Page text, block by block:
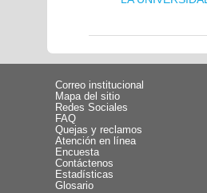
Correo institucional
Mapa del sitio
Redes Sociales
FAQ
Quejas y reclamos
Atención en línea
Encuesta
Contáctenos
Estadísticas
Glosario